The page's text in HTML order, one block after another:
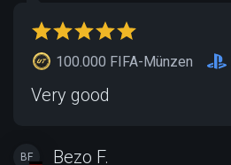
100.000 FIFA-Münzen
Very good
BF Bezo F.